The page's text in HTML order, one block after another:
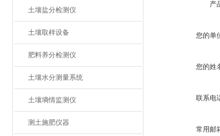
土壤盐分检测仪
土壤取样设备
肥料养分检测仪
土壤水分测量系统
土壤墒情监测仪
测土施肥仪器
产
您的单
您的姓
联系电
常用邮